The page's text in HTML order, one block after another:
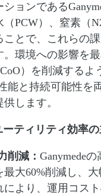
ョンである
PCW）、窒素（
ことで、これらの
。環境への影響を
）を削減するよ
能と持続可能性を
します。
ーティリティ効率の
削減： Ganymede
最大60%削減し、
により、運用コス